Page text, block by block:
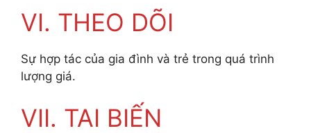
VI. THEO DÕI
Sự hợp tác của gia đình và trẻ trong quá trình
lượng giá.
VII. TAI BIẾN